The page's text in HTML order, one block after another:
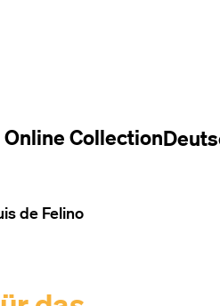
Online Collection
de Felino